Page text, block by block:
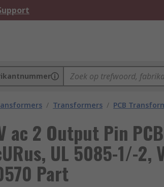
/ Transformers / PCB
ac 2 Output Pin
UL 5085-1/-2,
Part